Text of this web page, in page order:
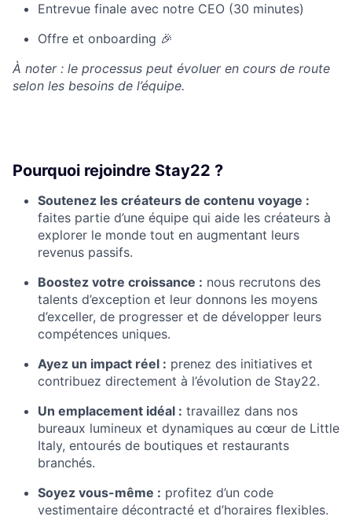
Entrevue finale avec notre CEO (30 minutes)
Offre et onboarding 🎉
À noter : le processus peut évoluer en cours de route
selon les besoins de l’équipe.
Pourquoi rejoindre Stay22 ?
Soutenez les créateurs de contenu voyage :
faites partie d’une équipe qui aide les créateurs à
explorer le monde tout en augmentant leurs
revenus passifs.
Boostez votre croissance : nous recrutons des
talents d’exception et leur donnons les moyens
d’exceller, de progresser et de développer leurs
compétences uniques.
Ayez un impact réel : prenez des initiatives et
contribuez directement à l’évolution de Stay22.
Un emplacement idéal : travaillez dans nos
bureaux lumineux et dynamiques au cœur de Little
Italy, entourés de boutiques et restaurants
branchés.
Soyez vous-même : profitez d’un code
vestimentaire décontracté et d’horaires flexibles.